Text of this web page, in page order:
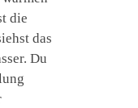
die
das
Du